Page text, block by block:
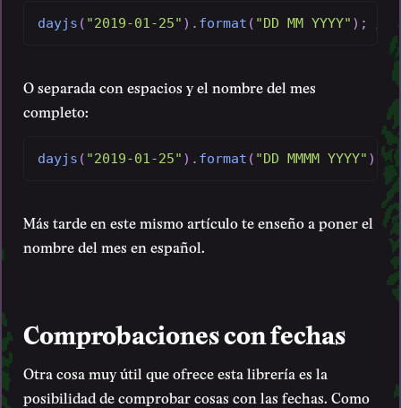
dayjs ( "2019-01-25" ) . format ( "DD MM YYYY" ) ; //
O separada con espacios y el nombre del mes
completo:
dayjs ( "2019-01-25" ) . format ( "DD MMMM YYYY" ) ;
Más tarde en este mismo artículo te enseño a poner el
nombre del mes en español.
Comprobaciones con fechas
Otra cosa muy útil que ofrece esta librería es la
posibilidad de comprobar cosas con las fechas. Como